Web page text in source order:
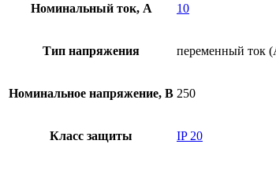
Номинальный ток, А 10
Тип напряжения переменный ток
Номинальное напряжение, В 250
Класс защиты IP 20